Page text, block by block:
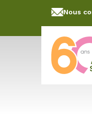
Aller au contenu
Nous
Panneau de gestion